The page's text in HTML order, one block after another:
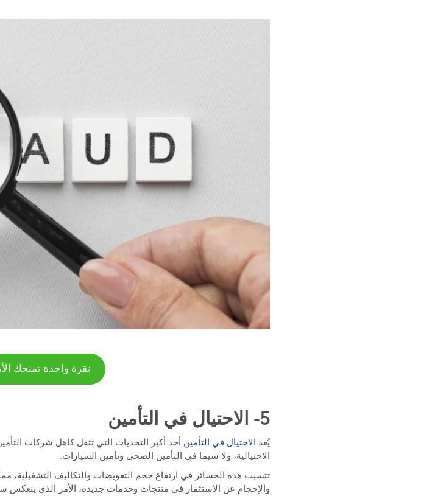
نقرة واحدة تمنحك
5- الاحتيال في التأمين
يُعد الاحتيال في التأمين أحد أكبر التحديات التي تثقل كاهل شركات
الاحتيالية، ولا سيما في التأمين الصحي وتأمين السيارات.
تتسبب هذه الخسائر في ارتفاع حجم التعويضات والتكاليف التشغيلية،
والإحجام عن الاستثمار في منتجات وخدمات جديدة، الأمر الذي ينعكس